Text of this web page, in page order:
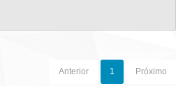
Anterior 1 Próximo